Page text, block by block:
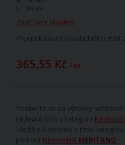
Zboží není skladem
Předpokládané naskladnění v Itálii:
365,55 Kč / ks
L :
205 mm
Podívejte se na výrobky
nejlevnějších v kategorii
Hledáte-li novinky v této
pomocí Nejnovější MERITANO